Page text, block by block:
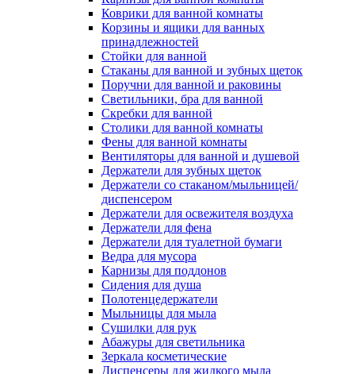
Коврики для ванной комнаты
Корзины и ящики для ванных
принадлежностей
Стойки для ванной
Стаканы для ванной и зубных щеток
Поручни для ванной и раковины
Светильники, бра для ванной
Скребки для ванной
Столики для ванной комнаты
Фены для ванной комнаты
Вентиляторы для ванной и душевой
Держатели для зубных щеток
Держатели со стаканом/мыльницей/
диспенсером
Держатели для освежителя воздуха
Держатели для фена
Держатели для туалетной бумаги
Ведра для мусора
Карнизы для поддонов
Сидения для душа
Полотенцедержатели
Мыльницы для мыла
Сушилки для рук
Абажуры для светильника
Зеркала косметические
Диспенсеры для жидкого мыла